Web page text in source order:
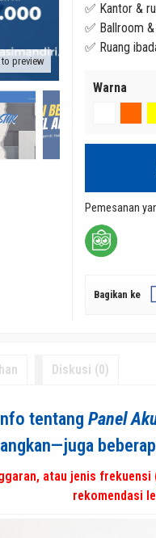
preview
✅ Kantor &
✅ Ballroom &
✅ Ruang
Warna
Pemesanan
Bagikan ke
Diskusi (0)
tentang Panel
atau jenis
rekomendasi
kg/m³ 600 x 1200
– Insulasi
untuk